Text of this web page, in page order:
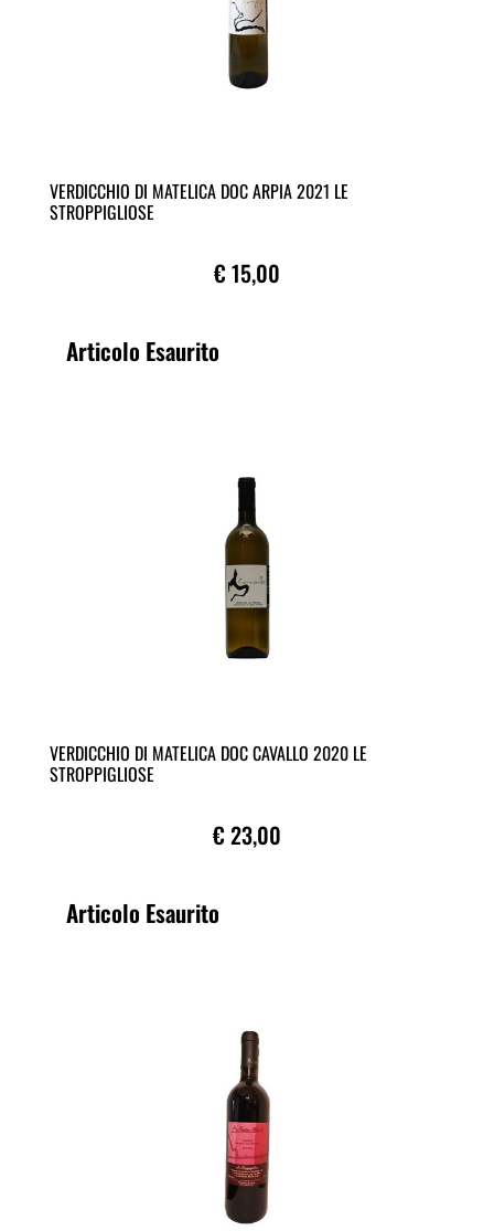
VERDICCHIO DI MATELICA DOC ARPIA 2021 LE
STROPPIGLIOSE
€ 15,00
Articolo Esaurito
VERDICCHIO DI MATELICA DOC CAVALLO 2020 LE
STROPPIGLIOSE
€ 23,00
Articolo Esaurito